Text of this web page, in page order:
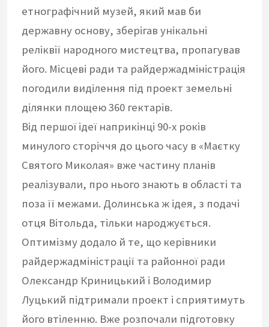
етнографічний музей, який мав би
державну основу, зберігав унікальні
реліквії народного мистецтва, пропагував
його. Місцеві ради та райдержадміністрація
погодили виділення під проект земельні
ділянки площею 360 гектарів.
Від першої ідеї наприкінці 90-х років
минулого сторіччя до цього часу в «Маєтку
Святого Миколая» вже частину планів
реалізували, про нього знають в області та
поза її межами. Долинська ж ідея, з подачі
отця Вітольда, тільки народжується.
Оптимізму додало й те, що керівники
райдержадміністрації та районної ради
Олександр Криницький і Володимир
Луцький підтримали проект і сприятимуть
його втіленню. Вже розпочали підготовку